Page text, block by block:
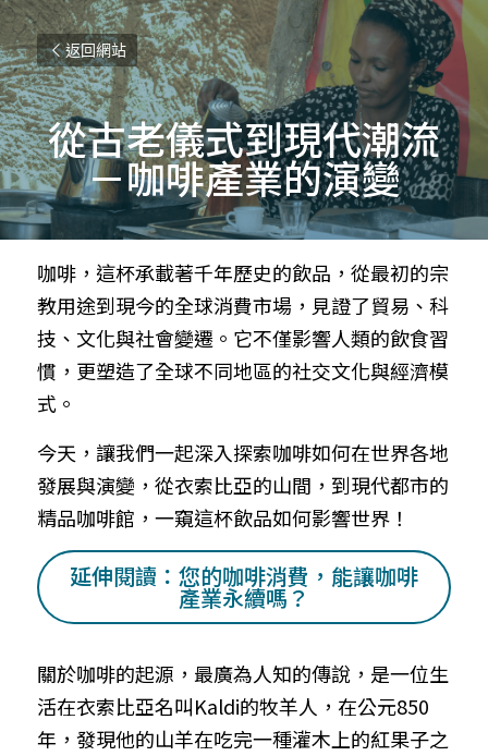
返回網站
從古老儀式到現代潮流
－咖啡產業的演變
咖啡，這杯承載著千年歷史的飲品，從最初的宗
教用途到現今的全球消費市場，見證了貿易、科
技、文化與社會變遷。它不僅影響人類的飲食習
慣，更塑造了全球不同地區的社交文化與經濟模
式。
今天，讓我們一起深入探索咖啡如何在世界各地
發展與演變，從衣索比亞的山間，到現代都市的
精品咖啡館，一窺這杯飲品如何影響世界！
延伸閱讀：您的咖啡消費，能讓咖啡
產業永續嗎？
關於咖啡的起源，最廣為人知的傳說，是一位生
活在衣索比亞名叫Kaldi的牧羊人，在公元850
年，發現他的山羊在吃完一種灌木上的紅果子之